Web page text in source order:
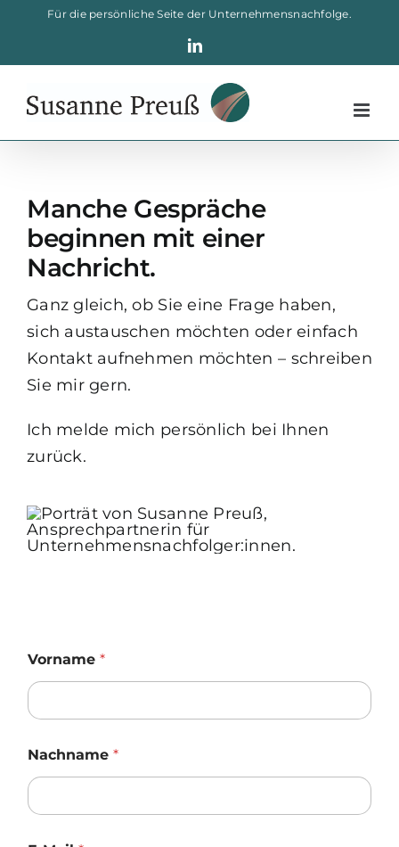
content
Für die persönliche Seite der Unternehmensnachfolge.
LinkedIn
Manche Gespräche
beginnen mit einer
Nachricht.
Ganz gleich, ob Sie eine Frage haben,
sich austauschen möchten oder einfach
Kontakt aufnehmen möchten – schreiben
Sie mir gern.
Ich melde mich persönlich bei Ihnen
zurück.
S
G
V
O
E
i
n
e
Vorname *
Nachname *